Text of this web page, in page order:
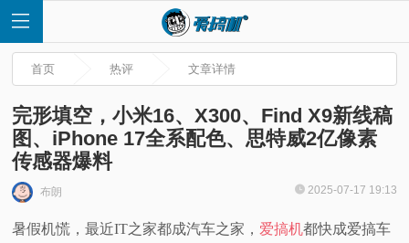
首
首页 热评 文章详情
完形填空，小米16、X300、Find X9新线稿
图、iPhone 17全系配色、思特威2亿像素
传感器爆料
布朗 2025-07-17 19:13
暑假机慌，最近IT之家都成汽车之家， 爱搞机都快成爱搞车